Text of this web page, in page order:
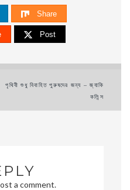
Share
Post
পৃথিবী শুধু বিবাহিত পুরুষদের জন্য – জ্যাকি
কলিন্স
a comment.